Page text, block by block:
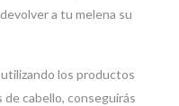
a tu melena su
los productos
cabello, conseguirás